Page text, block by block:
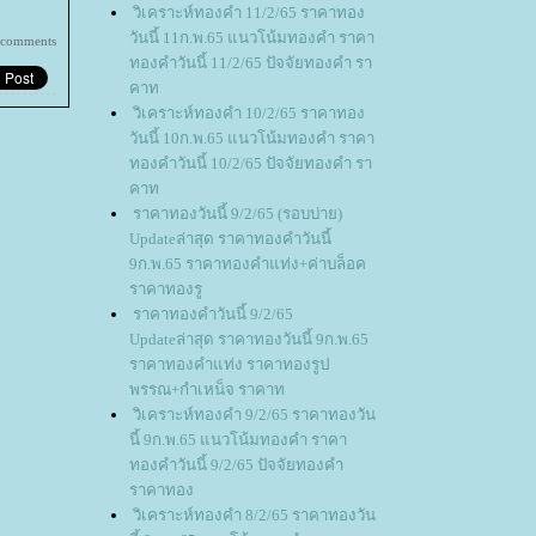
วิเคราะห์ทองคำ 11/2/65 ราคาทอง
วันนี้ 11ก.พ.65 แนวโน้มทองคำ ราคา
ทองคำวันนี้ 11/2/65 ปัจจัยทองคำ รา
คาท
วิเคราะห์ทองคำ 10/2/65 ราคาทอง
วันนี้ 10ก.พ.65 แนวโน้มทองคำ ราคา
ทองคำวันนี้ 10/2/65 ปัจจัยทองคำ รา
คาท
ราคาทองวันนี้ 9/2/65 (รอบบ่าย)
Updateล่าสุด ราคาทองคำวันนี้
9ก.พ.65 ราคาทองคำแท่ง+ค่าบล็อค
ราคาทองรู
ราคาทองคำวันนี้ 9/2/65
Updateล่าสุด ราคาทองวันนี้ 9ก.พ.65
ราคาทองคำแท่ง ราคาทองรูป
พรรณ+กำเหน็จ ราคาท
วิเคราะห์ทองคำ 9/2/65 ราคาทองวัน
นี้ 9ก.พ.65 แนวโน้มทองคำ ราคา
ทองคำวันนี้ 9/2/65 ปัจจัยทองคำ
ราคาทอง
วิเคราะห์ทองคำ 8/2/65 ราคาทองวัน